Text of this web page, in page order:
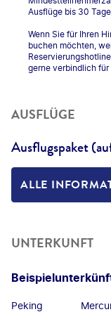
Ausflüge bis 30
Wenn Sie für Ihren
buchen möchten,
gerne verbindlich für
AUSFLÜGE
Ausflugspaket
ALLE
UNTERKUNFT
Peking